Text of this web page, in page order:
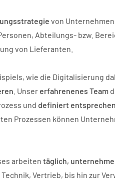
von
Abteilungs- bzw.
von Lieferanten.
wie die Digitalisierung
. Unser erfahrenenes Team
und definiert
Prozessen können
arbeiten täglich,
Vertrieb, bis hin zur